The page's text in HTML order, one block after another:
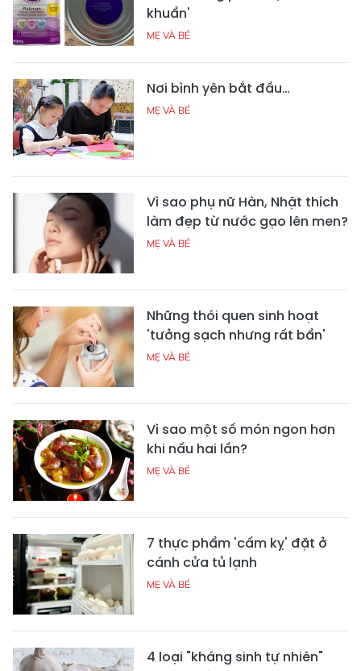
khuẩn'
MẸ VÀ BÉ
Nơi bình yên bắt đầu…
MẸ VÀ BÉ
Vì sao phụ nữ Hàn, Nhật thích
làm đẹp từ nước gạo lên men?
MẸ VÀ BÉ
Những thói quen sinh hoạt
'tưởng sạch nhưng rất bẩn'
MẸ VÀ BÉ
Vì sao một số món ngon hơn
khi nấu hai lần?
MẸ VÀ BÉ
7 thực phẩm 'cấm kỵ' đặt ở
cánh cửa tủ lạnh
MẸ VÀ BÉ
4 loại "kháng sinh tự nhiên"